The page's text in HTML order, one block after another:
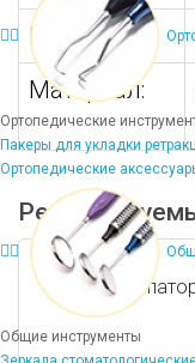
Ортопедические
Пакеры для укладки
Ортопедические
Общие инструменты
Цвет:
Материал: